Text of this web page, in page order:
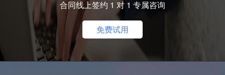
合同线上签约 1 对 1 专属咨询
免费试用